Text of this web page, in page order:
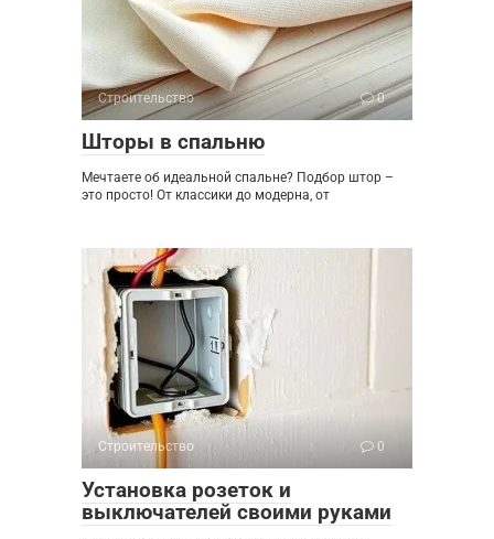
Строительство 0
Шторы в спальню
Мечтаете об идеальной спальне? Подбор штор –
это просто! От классики до модерна, от
Строительство 0
Установка розеток и
выключателей своими руками